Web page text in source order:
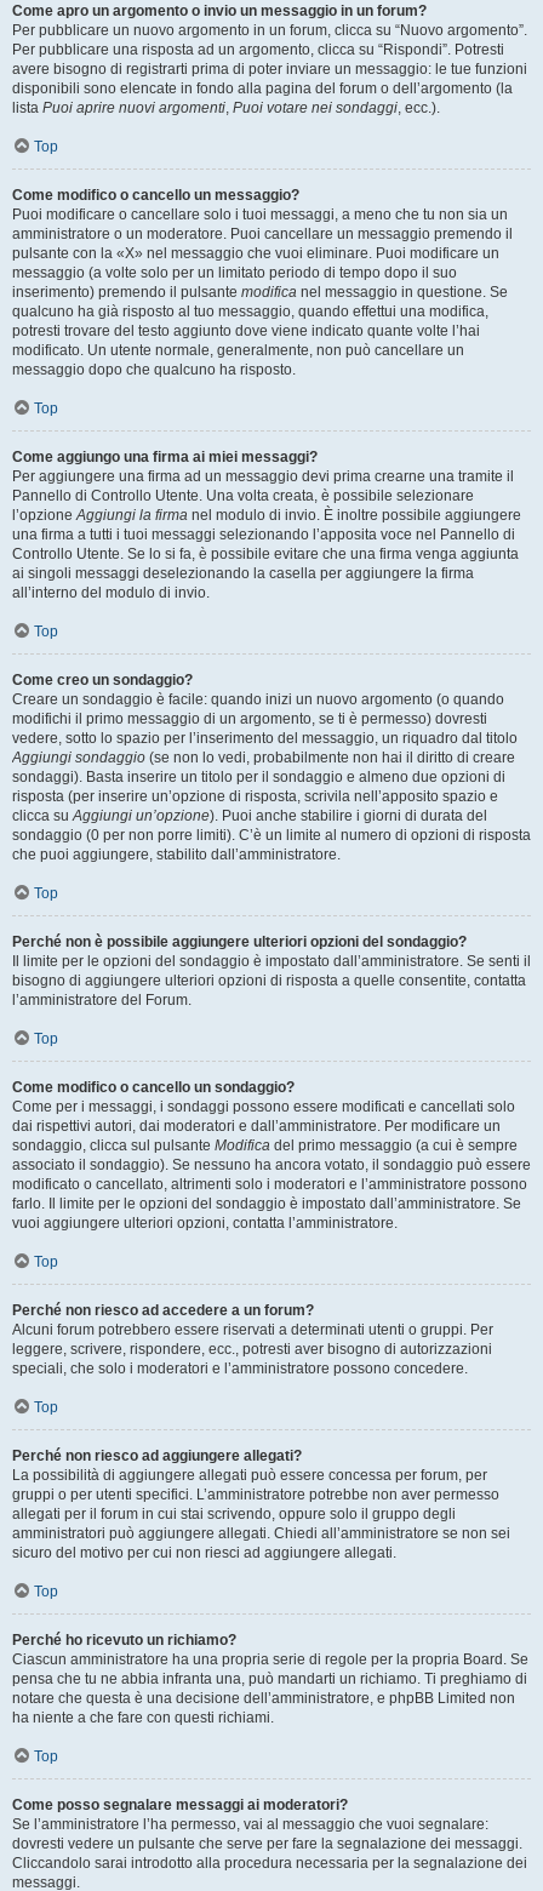
Come apro un argomento o invio un messaggio in un forum?
Per pubblicare un nuovo argomento in un forum, clicca su “Nuovo argomento”.
Per pubblicare una risposta ad un argomento, clicca su “Rispondi”. Potresti
avere bisogno di registrarti prima di poter inviare un messaggio: le tue funzioni
disponibili sono elencate in fondo alla pagina del forum o dell’argomento (la
lista Puoi aprire nuovi argomenti Puoi votare nei sondaggi , ecc.).
Top
Come modifico o cancello un messaggio?
Puoi modificare o cancellare solo i tuoi messaggi, a meno che tu non sia un
amministratore o un moderatore. Puoi cancellare un messaggio premendo il
pulsante con la «X» nel messaggio che vuoi eliminare. Puoi modificare un
messaggio (a volte solo per un limitato periodo di tempo dopo il suo
inserimento) premendo il pulsante modifica nel messaggio in questione. Se
qualcuno ha già risposto al tuo messaggio, quando effettui una modifica,
potresti trovare del testo aggiunto dove viene indicato quante volte l’hai
modificato. Un utente normale, generalmente, non può cancellare un
messaggio dopo che qualcuno ha risposto.
Top
Come aggiungo una firma ai miei messaggi?
Per aggiungere una firma ad un messaggio devi prima crearne una tramite il
Pannello di Controllo Utente. Una volta creata, è possibile selezionare
l’opzione Aggiungi la firma nel modulo di invio. È inoltre possibile aggiungere
una firma a tutti i tuoi messaggi selezionando l’apposita voce nel Pannello di
Controllo Utente. Se lo si fa, è possibile evitare che una firma venga aggiunta
ai singoli messaggi deselezionando la casella per aggiungere la firma
all’interno del modulo di invio.
Top
Come creo un sondaggio?
Creare un sondaggio è facile: quando inizi un nuovo argomento (o quando
modifichi il primo messaggio di un argomento, se ti è permesso) dovresti
vedere, sotto lo spazio per l’inserimento del messaggio, un riquadro dal titolo
Aggiungi sondaggio (se non lo vedi, probabilmente non hai il diritto di creare
sondaggi). Basta inserire un titolo per il sondaggio e almeno due opzioni di
risposta (per inserire un’opzione di risposta, scrivila nell’apposito spazio e
clicca su Aggiungi un’opzione). Puoi anche stabilire i giorni di durata del
sondaggio (0 per non porre limiti). C’è un limite al numero di opzioni di risposta
che puoi aggiungere, stabilito dall’amministratore.
Top
Perché non è possibile aggiungere ulteriori opzioni del sondaggio?
Il limite per le opzioni del sondaggio è impostato dall’amministratore. Se senti il
bisogno di aggiungere ulteriori opzioni di risposta a quelle consentite, contatta
l’amministratore del Forum.
Top
Come modifico o cancello un sondaggio?
Come per i messaggi, i sondaggi possono essere modificati e cancellati solo
dai rispettivi autori, dai moderatori e dall’amministratore. Per modificare un
sondaggio, clicca sul pulsante Modifica del primo messaggio (a cui è sempre
associato il sondaggio). Se nessuno ha ancora votato, il sondaggio può essere
modificato o cancellato, altrimenti solo i moderatori e l’amministratore possono
farlo. Il limite per le opzioni del sondaggio è impostato dall’amministratore. Se
vuoi aggiungere ulteriori opzioni, contatta l’amministratore.
Top
Perché non riesco ad accedere a un forum?
Alcuni forum potrebbero essere riservati a determinati utenti o gruppi. Per
leggere, scrivere, rispondere, ecc., potresti aver bisogno di autorizzazioni
speciali, che solo i moderatori e l’amministratore possono concedere.
Top
Perché non riesco ad aggiungere allegati?
La possibilità di aggiungere allegati può essere concessa per forum, per
gruppi o per utenti specifici. L’amministratore potrebbe non aver permesso
allegati per il forum in cui stai scrivendo, oppure solo il gruppo degli
amministratori può aggiungere allegati. Chiedi all’amministratore se non sei
sicuro del motivo per cui non riesci ad aggiungere allegati.
Top
Perché ho ricevuto un richiamo?
Ciascun amministratore ha una propria serie di regole per la propria Board. Se
pensa che tu ne abbia infranta una, può mandarti un richiamo. Ti preghiamo di
notare che questa è una decisione dell’amministratore, e phpBB Limited non
ha niente a che fare con questi richiami.
Top
Come posso segnalare messaggi ai moderatori?
Se l’amministratore l’ha permesso, vai al messaggio che vuoi segnalare:
dovresti vedere un pulsante che serve per fare la segnalazione dei messaggi.
Cliccandolo sarai introdotto alla procedura necessaria per la segnalazione dei
messaggi.